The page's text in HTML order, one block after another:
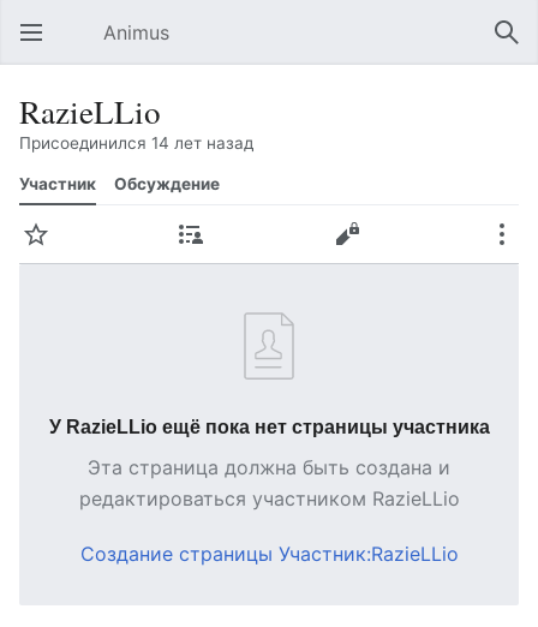
Открыть главное меню Animus
RazieLLio
Присоединился 14 лет назад
Участник Обсуждение
Следить Вклад Править Ещё
У RazieLLio ещё пока нет страницы участника
Эта страница должна быть создана и
редактироваться участником RazieLLio
Создание страницы Участник:RazieLLio